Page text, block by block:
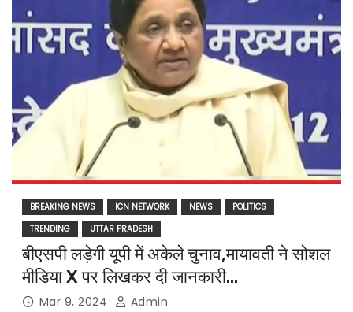
BREAKING NEWS ICN NETWORK NEWS
POLITICS
TRENDING
UTTAR PRADESH
बीएसपी लड़ेगी यूपी में अकेले चुनाव,मायावती ने सोशल
मीडिया X पर लिखकर दी जानकारी…
Mar 9, 2024 Admin